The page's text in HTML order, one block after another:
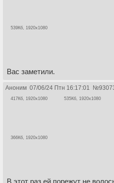
539Кб, 1920x1080
Вас заметили.
Аноним 07/06/24 Птн 16:17:01 №
417Кб, 1920x1080 535Кб, 1920x1080
366Кб, 1920x1080
В этот раз ей порежут не